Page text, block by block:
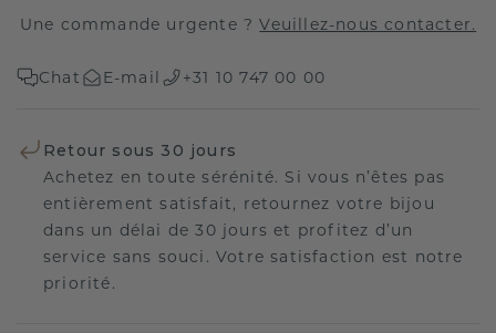
Une commande urgente ?Veuillez-nous contacter.
Chat E-mail +31 10 747 00 00
Retour sous 30 jours
Achetez en toute sérénité. Si vous n’êtes pas
entièrement satisfait, retournez votre bijou
dans un délai de 30 jours et profitez d’un
service sans souci. Votre satisfaction est notre
priorité.